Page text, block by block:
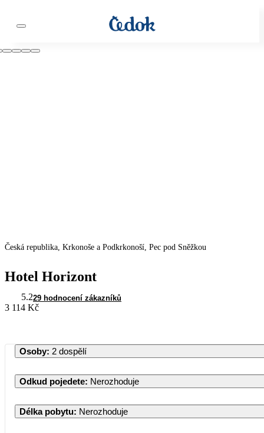
Česká republika, Krkonoše a Podkrkonoší, Pec pod Sněžkou
Hotel Horizont
5.229 hodnocení zákazníků
3 114 Kč
Osoby: 2 dospělí
Odkud pojedete: Nerozhoduje
Délka pobytu: Nerozhoduje